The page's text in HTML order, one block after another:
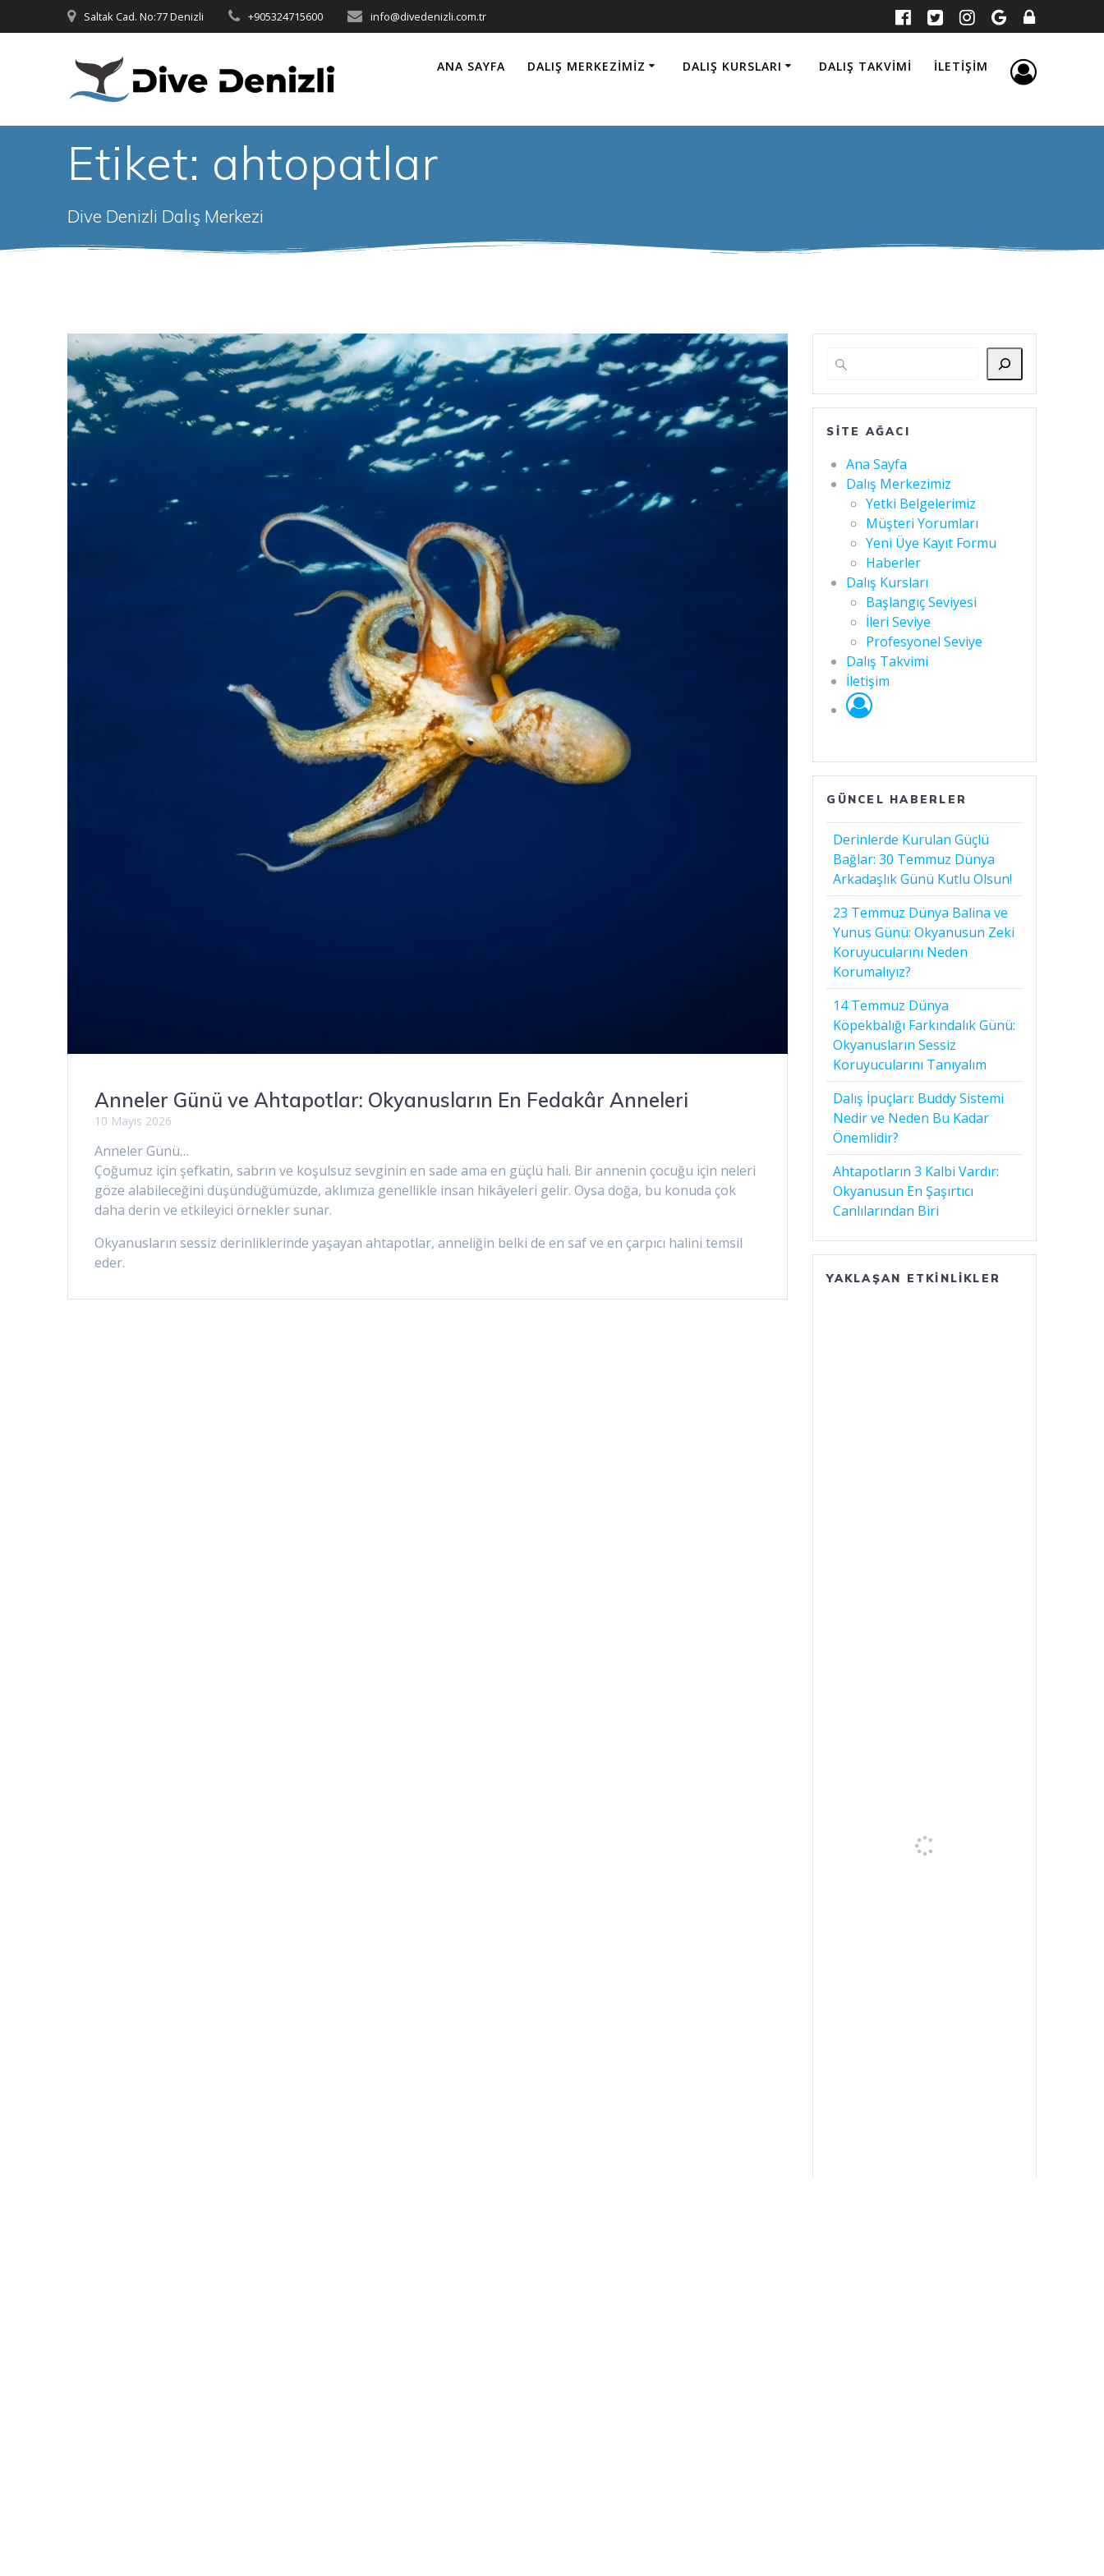
to
Saltak Cad. No:77 Denizli +905324715600 info@divedenizli.com.tr
ANA SAYFA DALIŞ MERKEZIMIZ DALIŞ KURSLARI DALIŞ TAKVIMI İLETIŞIM
Etiket: ahtopatlar
Dive Denizli Dalış Merkezi
Anneler Günü ve Ahtapotlar: Okyanusların En Fedakâr Anneleri
10 Mayıs 2026
Anneler Günü…
Çoğumuz için şefkatin, sabrın ve koşulsuz sevginin en sade ama en güçlü hali. Bir annenin çocuğu için neleri
göze alabileceğini düşündüğümüzde, aklımıza genellikle insan hikâyeleri gelir. Oysa doğa, bu konuda çok
daha derin ve etkileyici örnekler sunar.
Okyanusların sessiz derinliklerinde yaşayan ahtapotlar, anneliğin belki de en saf ve en çarpıcı halini temsil
eder.
SITE AĞACI
Ana Sayfa
Dalış Merkezimiz
Yetki Belgelerimiz
Müşteri Yorumları
Yeni Üye Kayıt Formu
Haberler
Dalış Kursları
Başlangıç Seviyesi
İleri Seviye
Profesyonel Seviye
Dalış Takvimi
İletişim
GÜNCEL HABERLER
Derinlerde Kurulan Güçlü
Bağlar: 30 Temmuz Dünya
Arkadaşlık Günü Kutlu Olsun!
23 Temmuz Dünya Balina ve
Yunus Günü: Okyanusun Zeki
Koruyucularını Neden
Korumalıyız?
14 Temmuz Dünya
Köpekbalığı Farkındalık Günü:
Okyanusların Sessiz
Koruyucularını Tanıyalım
Dalış İpuçları: Buddy Sistemi
Nedir ve Neden Bu Kadar
Önemlidir?
Ahtapotların 3 Kalbi Vardır:
Okyanusun En Şaşırtıcı
Canlılarından Biri
YAKLAŞAN ETKINLIKLER